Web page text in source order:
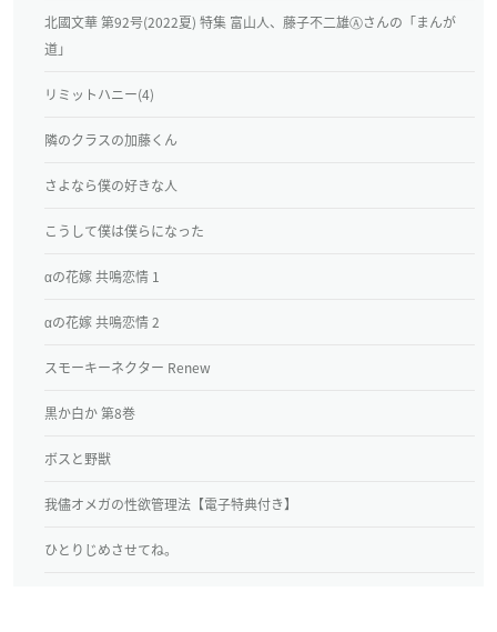
北國文華 第92号(2022夏) 特集 富山人、藤子不二雄Ⓐさんの「まんが
道」
リミットハニー(4)
隣のクラスの加藤くん
さよなら僕の好きな人
こうして僕は僕らになった
αの花嫁 共鳴恋情 1
αの花嫁 共鳴恋情 2
スモーキーネクター Renew
黒か白か 第8巻
ボスと野獣
我儘オメガの性欲管理法【電子特典付き】
ひとりじめさせてね。